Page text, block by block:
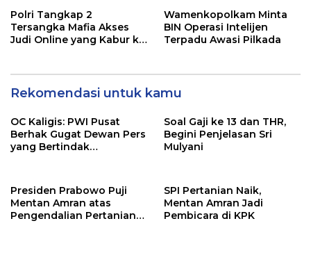
Polri Tangkap 2
Tersangka Mafia Akses
Judi Online yang Kabur ke
Wamenkopolkam Minta
BIN Operasi Intelijen
Terpadu Awasi Pilkada
Rekomendasi untuk kamu
OC Kaligis: PWI Pusat
Berhak Gugat Dewan Pers
yang Bertindak
Soal Gaji ke 13 dan THR,
Begini Penjelasan Sri
Mulyani
Presiden Prabowo Puji
Mentan Amran atas
Pengendalian Pertanian
SPI Pertanian Naik,
Mentan Amran Jadi
Pembicara di KPK